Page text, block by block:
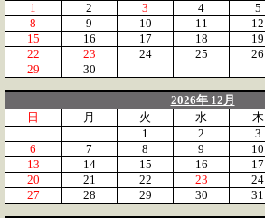
1
2 3 4 5
8
9 10 11 12
15
16 17 18 19
22
23 24 25 26
29
30
2026年 12月
日
月 火 水 木
1
2 3
6
7 8 9 10
13
14 15 16 17
20
21 22 23 24
27
28 29 30 31